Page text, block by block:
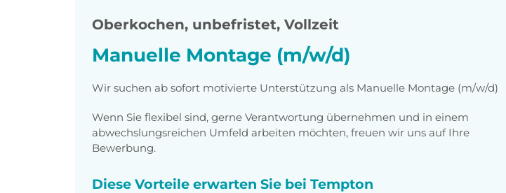
Oberkochen, unbefristet, Vollzeit
Manuelle Montage (m/w/d)
Wir suchen ab sofort motivierte Unterstützung als Manuelle Montage (m/w/d)
Wenn Sie flexibel sind, gerne Verantwortung übernehmen und in einem
abwechslungsreichen Umfeld arbeiten möchten, freuen wir uns auf Ihre
Bewerbung.
Diese Vorteile erwarten Sie bei Tempton